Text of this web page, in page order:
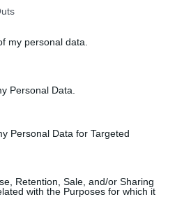
my personal data.
Personal Data.
Personal Data for Targeted
Retention, Sale, and/or Sharing
with the Purposes for which it